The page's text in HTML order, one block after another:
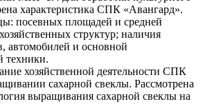
характеристика СПК «Авангард».
посевных площадей и средней
структур; наличия
автомобилей и основной
техники.
хозяйственной деятельности СПК
сахарной свеклы. Рассмотрена
выращивания сахарной свеклы на